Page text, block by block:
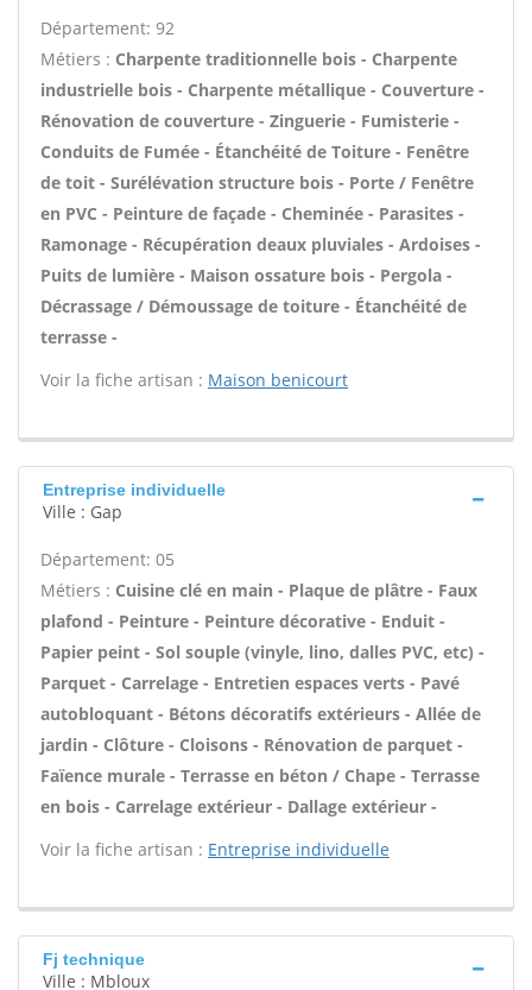
Département: 92
Métiers : Charpente traditionnelle bois - Charpente
industrielle bois - Charpente métallique - Couverture -
Rénovation de couverture - Zinguerie - Fumisterie -
Conduits de Fumée - Étanchéité de Toiture - Fenêtre
de toit - Surélévation structure bois - Porte / Fenêtre
en PVC - Peinture de façade - Cheminée - Parasites -
Ramonage - Récupération deaux pluviales - Ardoises -
Puits de lumière - Maison ossature bois - Pergola -
Décrassage / Démoussage de toiture - Étanchéité de
terrasse -
Voir la fiche artisan : Maison benicourt
Entreprise individuelle
Ville : Gap
Département: 05
Métiers : Cuisine clé en main - Plaque de plâtre - Faux
plafond - Peinture - Peinture décorative - Enduit -
Papier peint - Sol souple (vinyle, lino, dalles PVC, etc) -
Parquet - Carrelage - Entretien espaces verts - Pavé
autobloquant - Bétons décoratifs extérieurs - Allée de
jardin - Clôture - Cloisons - Rénovation de parquet -
Faïence murale - Terrasse en béton / Chape - Terrasse
en bois - Carrelage extérieur - Dallage extérieur -
Voir la fiche artisan : Entreprise individuelle
Fj technique
Ville : Mbloux